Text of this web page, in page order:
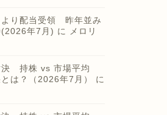
より配当受領 昨年並み
年7月) に メロリ
決 持株 vs 市場平均
は？（2026年7月）
に